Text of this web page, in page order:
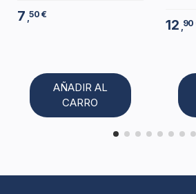
7 ,50 €
AÑADIR AL
CARRO
12 ,90